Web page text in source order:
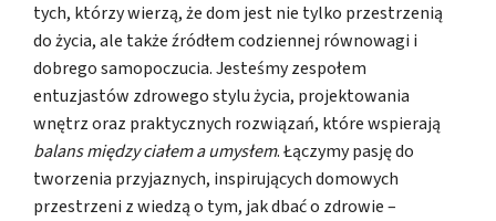
tych, którzy wierzą, że dom jest nie tylko przestrzenią
do życia, ale także źródłem codziennej równowagi i
dobrego samopoczucia. Jesteśmy zespołem
entuzjastów zdrowego stylu życia, projektowania
wnętrz oraz praktycznych rozwiązań, które wspierają
balans między ciałem a umysłem. Łączymy pasję do
tworzenia przyjaznych, inspirujących domowych
przestrzeni z wiedzą o tym, jak dbać o zdrowie –